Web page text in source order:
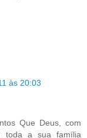
às 20:03
Que Deus, com
toda a sua família